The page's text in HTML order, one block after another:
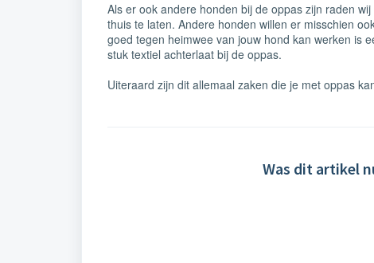
Als er ook andere honden bij de oppas zijn raden
thuis te laten. Andere honden willen er misschien
goed tegen heimwee van jouw hond kan werken is
stuk textiel achterlaat bij de oppas.
Uiteraard zijn dit allemaal zaken die je met oppas
Was dit artikel